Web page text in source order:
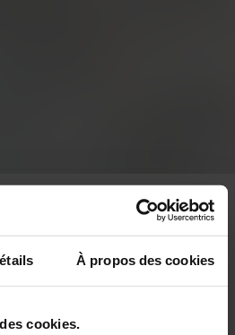
À propos des cookies
cookies.